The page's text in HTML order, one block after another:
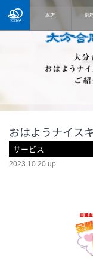
TOKIWA
本店 別
おはようナイス
サービス
2023.10.20 up